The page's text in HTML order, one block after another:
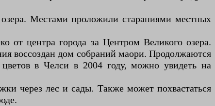
Местами проложили стараниями местных
центра города за Центром Великого озера.
воссоздан дом собраний маори. Продолжаются
в Челси в 2004 году, можно увидеть на
через лес и сады. Также может похвастаться